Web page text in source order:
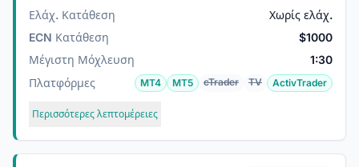
Ελάχ. Κατάθεση
Χωρίς ελάχ.
ECN Κατάθεση
$1000
Μέγιστη Μόχλευση
1:30
Πλατφόρμες
MT4 MT5 cTrader TV ActivTrader
Περισσότερες λεπτομέρειες